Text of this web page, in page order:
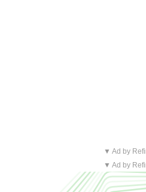
▼ Ad by
▼ Ad by